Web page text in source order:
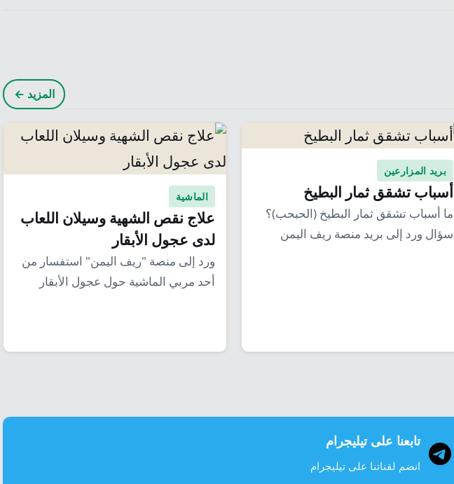
المزيد ←
بريد المزارعين
أسباب تشقق ثمار البطيخ
ما أسباب تشقق ثمار البطيخ (الحبحب)؟
سؤال ورد إلى بريد منصة ريف اليمن
الماشية
علاج نقص الشهية وسيلان اللعاب
لدى عجول الأبقار
ورد إلى منصة "ريف اليمن" استفسار من
أحد مربي الماشية حول عجول الأبقار
تابعنا على تيليجرام
انضم لقناتنا على تيليجرام